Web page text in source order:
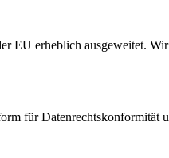
EU erheblich ausgeweitet.
für Datenrechtskonformität